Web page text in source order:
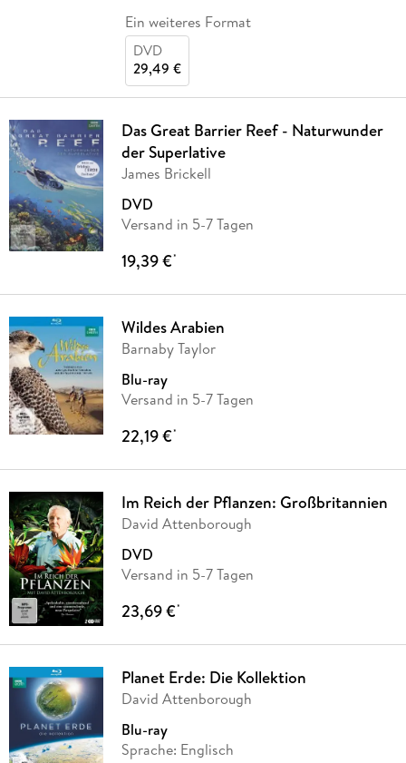
Ein weiteres Format
DVD
29,49 €
Das Great Barrier Reef - Naturwunder
der Superlative
James Brickell
DVD
Versand in 5-7 Tagen
19,39 €*
Wildes Arabien
Barnaby Taylor
Blu-ray
Versand in 5-7 Tagen
22,19 €*
Im Reich der Pflanzen: Großbritannien
David Attenborough
DVD
Versand in 5-7 Tagen
23,69 €*
Planet Erde: Die Kollektion
David Attenborough
Blu-ray
Sprache: Englisch